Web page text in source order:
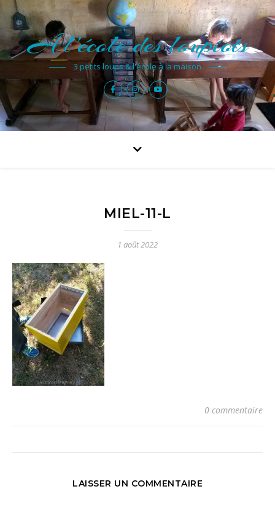
A l'école des loupiots
3 petits loups & l'école à la maison
MIEL-11-L
1 août 2022
0 commentaire
LAISSER UN COMMENTAIRE